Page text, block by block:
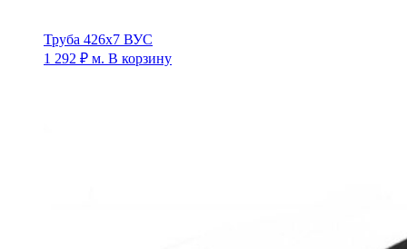
Труба 426х7 ВУС
1 292 ₽ м. В корзину